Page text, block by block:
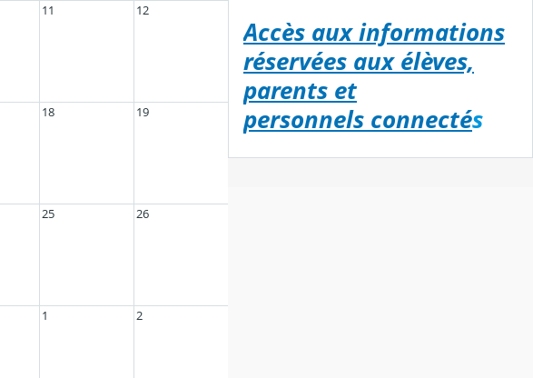
11 12
18 19
25 26
1 2
Accès aux informations
réservées aux élèves,
parents et
personnels connectés